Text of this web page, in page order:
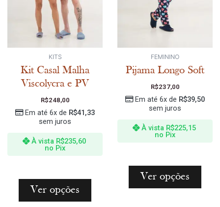
KITS
Kit Casal Malha
Viscolycra e PV
R$248,00
À vista R$235,60
no Pix
Em até 6x de R$41,33
sem juros
Ver opções
FEMININO
Pijama Longo Soft
R$237,00
À vista R$225,15
no Pix
Em até 6x de R$39,50
sem juros
Ver opções